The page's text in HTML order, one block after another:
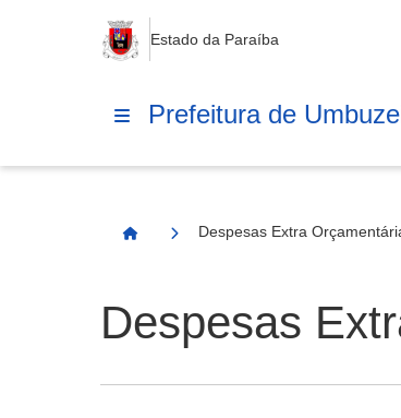
Estado da Paraíba
Prefeitura de
Página Inicial
Despesas Extra
Despesas